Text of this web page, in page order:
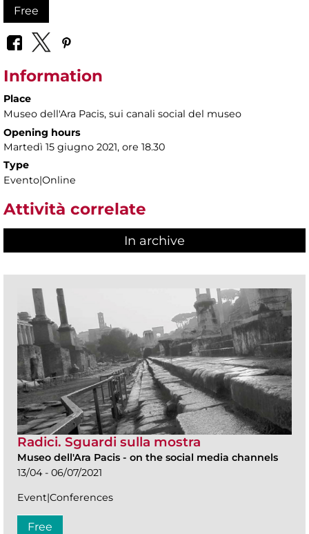
Free
Information
Place
Museo dell'Ara Pacis, sui canali social del museo
Opening hours
Martedì 15 giugno 2021, ore 18.30
Type
Evento|Online
Attività correlate
In archive
Radici. Sguardi sulla mostra
Museo dell'Ara Pacis - on the social media channels
13/04 - 06/07/2021
Event|Conferences
Free